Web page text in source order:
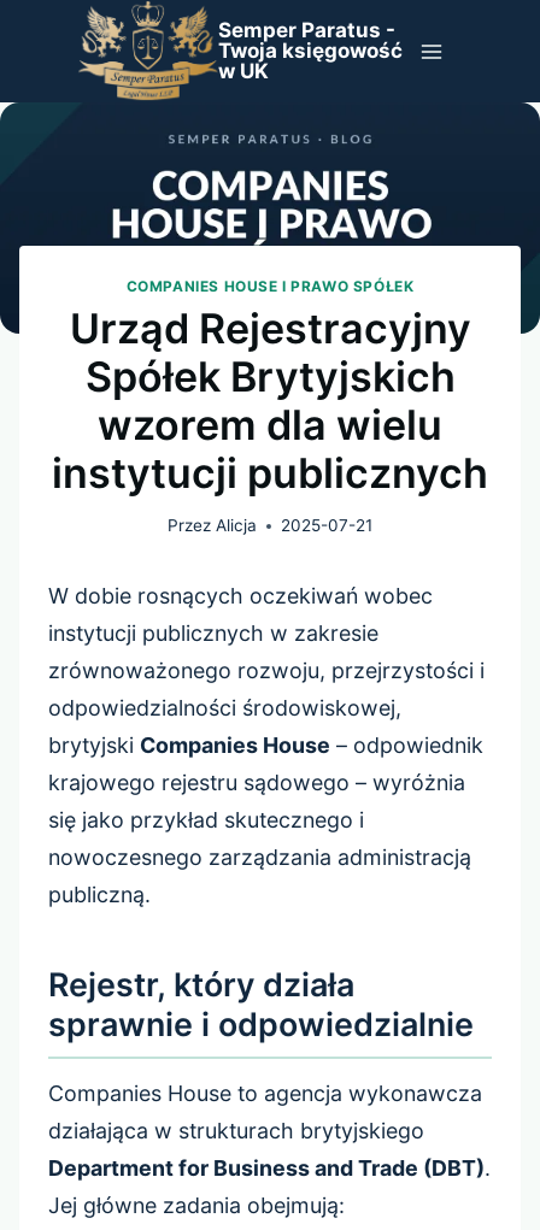
Semper Paratus -
Twoja księgowość
w UK
COMPANIES HOUSE I PRAWO SPÓŁEK
Urząd Rejestracyjny
Spółek Brytyjskich
wzorem dla wielu
instytucji publicznych
Przez Alicja 2025-07-21
W dobie rosnących oczekiwań wobec
instytucji publicznych w zakresie
zrównoważonego rozwoju, przejrzystości i
odpowiedzialności środowiskowej,
brytyjski Companies House – odpowiednik
krajowego rejestru sądowego – wyróżnia
się jako przykład skutecznego i
nowoczesnego zarządzania administracją
publiczną.
Rejestr, który działa
sprawnie i odpowiedzialnie
Companies House to agencja wykonawcza
działająca w strukturach brytyjskiego
Department for Business and Trade (DBT).
Jej główne zadania obejmują: